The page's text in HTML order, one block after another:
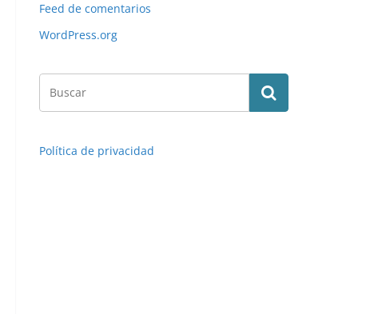
Feed de comentarios
WordPress.org
Política de privacidad